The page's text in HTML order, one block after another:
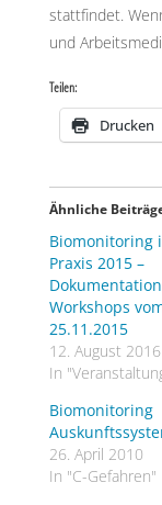
stattfindet.
und
Teilen:
Drucken
Ähnliche
Biomonitoring
Praxis 2015 –
Workshops
25.11.2015
12. August 2016
In
Biomonitoring
26. April 2010
In "C-Gefahren"